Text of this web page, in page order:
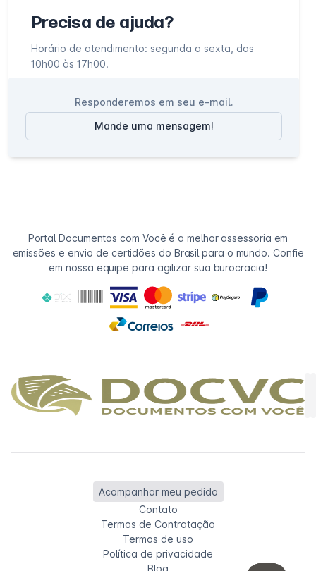
Precisa de ajuda?
Horário de atendimento: segunda a sexta, das
10h00 às 17h00.
Responderemos em seu e-mail.
Mande uma mensagem!
Portal Documentos com Você é a melhor assessoria em
emissões e envio de certidões do Brasil para o mundo. Confie
em nossa equipe para agilizar sua burocracia!
Acompanhar meu pedido
Contato
Termos de Contratação
Termos de uso
Política de privacidade
Blog